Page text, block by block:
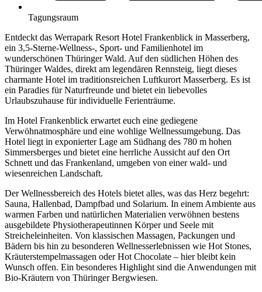
Tagungsraum
Entdeckt das Werrapark Resort Hotel Frankenblick in Masserberg,
ein 3,5-Sterne-Wellness-, Sport- und Familienhotel im
wunderschönen Thüringer Wald. Auf den südlichen Höhen des
Thüringer Waldes, direkt am legendären Rennsteig, liegt dieses
charmante Hotel im traditionsreichen Luftkurort Masserberg. Es ist
ein Paradies für Naturfreunde und bietet ein liebevolles
Urlaubszuhause für individuelle Ferienträume.
Im Hotel Frankenblick erwartet euch eine gediegene
Verwöhnatmosphäre und eine wohlige Wellnessumgebung. Das
Hotel liegt in exponierter Lage am Südhang des 780 m hohen
Simmersberges und bietet eine herrliche Aussicht auf den Ort
Schnett und das Frankenland, umgeben von einer wald- und
wiesenreichen Landschaft.
Der Wellnessbereich des Hotels bietet alles, was das Herz begehrt:
Sauna, Hallenbad, Dampfbad und Solarium. In einem Ambiente aus
warmen Farben und natürlichen Materialien verwöhnen bestens
ausgebildete Physiotherapeutinnen Körper und Seele mit
Streicheleinheiten. Von klassischen Massagen, Packungen und
Bädern bis hin zu besonderen Wellnesserlebnissen wie Hot Stones,
Kräuterstempelmassagen oder Hot Chocolate – hier bleibt kein
Wunsch offen. Ein besonderes Highlight sind die Anwendungen mit
Bio-Kräutern von Thüringer Bergwiesen.